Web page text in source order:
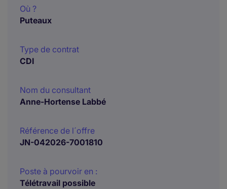
Où ?
Puteaux
Type de contrat
CDI
Nom du consultant
Anne-Hortense Labbé
Référence de l´offre
JN-042026-7001810
Poste à pourvoir en :
Télétravail possible